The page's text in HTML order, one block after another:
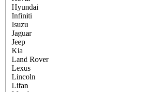
Hyundai
Infiniti
Isuzu
Jaguar
Jeep
Kia
Land Rover
Lexus
Lincoln
Lifan